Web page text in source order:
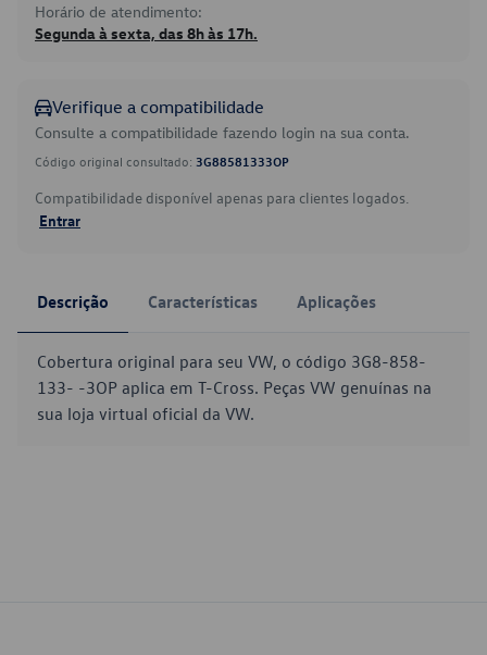
Horário de atendimento:
Segunda à sexta, das 8h às 17h.
Verifique a compatibilidade
Consulte a compatibilidade fazendo login na sua conta.
Código original consultado: 3G88581333OP
Compatibilidade disponível apenas para clientes logados.
Entrar
Descrição Características Aplicações
Cobertura original para seu VW, o código 3G8-858-
133- -3OP aplica em T-Cross. Peças VW genuínas na
sua loja virtual oficial da VW.